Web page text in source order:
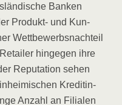
Ban­ken
Pro­dukt- und Kun­
Wett­be­werbs­nach­teil
hin­ge­gen ihre
Repu­ta­ti­on sehen
Kre­dit­in­
Anzahl an Filia­len